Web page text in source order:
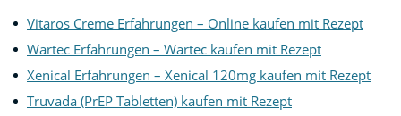
Vitaros Creme Erfahrungen – Online kaufen mit Rezept
Wartec Erfahrungen – Wartec kaufen mit Rezept
Xenical Erfahrungen – Xenical 120mg kaufen mit Rezept
Truvada (PrEP Tabletten) kaufen mit Rezept